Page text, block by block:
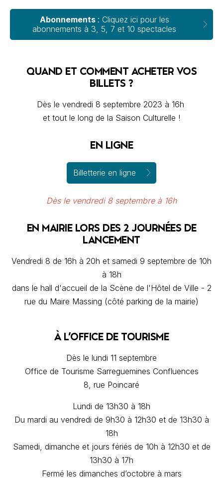
Abonnements : Cliquez ici pour les
abonnements à 3, 5, 7 et 10 spectacles
QUAND ET COMMENT ACHETER VOS
BILLETS ?
Dès le vendredi 8 septembre 2023 à 16h
et tout le long de la Saison Culturelle !
EN LIGNE
Billetterie en ligne
Dès le vendredi 8 septembre à 16h
EN MAIRIE LORS DES 2 JOURNÉES DE
LANCEMENT
Vendredi 8 de 16h à 20h et samedi 9 septembre de 10h
à 18h
dans le hall d'accueil de la Scène de l'Hôtel de Ville - 2
rue du Maire Massing (côté parking de la mairie)
À L’OFFICE DE TOURISME
Dès le lundi 11 septembre
Office de Tourisme Sarreguemines Confluences
8, rue Poincaré
Lundi de 13h30 à 18h
Du mardi au vendredi de 9h30 à 12h30 et de 13h30 à
18h
Samedi, dimanche et jours fériés de 10h à 12h30 et de
13h30 à 17h
Fermé les dimanches d’octobre à mars